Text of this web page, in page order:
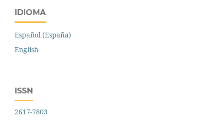
IDIOMA
Español (España)
English
ISSN
2617-7803